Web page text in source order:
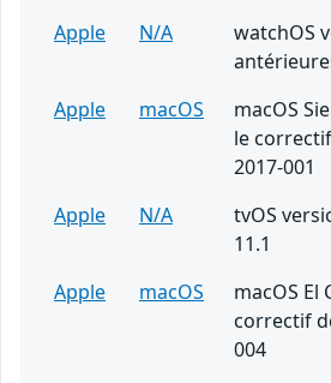
Apple
N/A
watchOS
Apple
macOS
macOS
le
2017-001
Apple
N/A
tvOS
11.1
Apple
macOS
macOS El
correctif
004